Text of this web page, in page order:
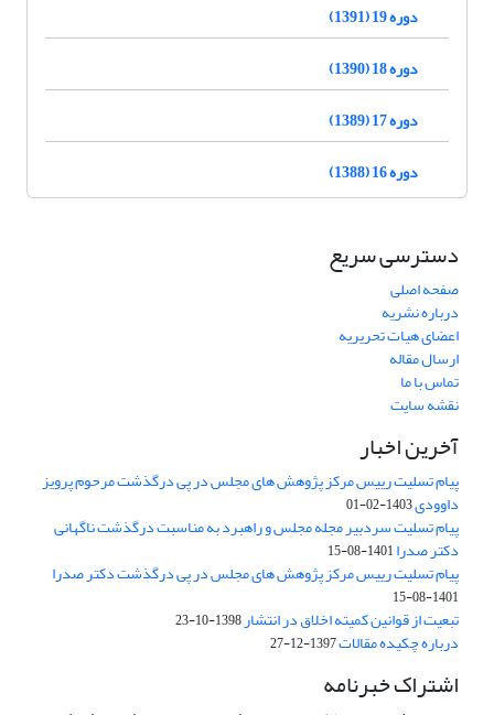
دوره 19 (1391)
دوره 18 (1390)
دوره 17 (1389)
دوره 16 (1388)
دسترسی سریع
صفحه اصلی
درباره نشریه
اعضای هیات تحریریه
ارسال مقاله
تماس با ما
نقشه سایت
آخرین اخبار
پیام تسلیت رییس مرکز پژوهش های مجلس در پی درگذشت مرحوم پرویز
داوودی1403-02-01
پیام تسلیت سردبیر مجله مجلس و راهبرد به مناسبت درگذشت ناگهانی
دکتر صدرا1401-08-15
پیام تسلیت رییس مرکز پژوهش های مجلس در پی درگذشت دکتر صدرا
1401-08-15
تبعیت از قوانین کمیته اخلاق در انتشار1398-10-23
درباره چکیده مقالات1397-12-27
اشتراک خبرنامه